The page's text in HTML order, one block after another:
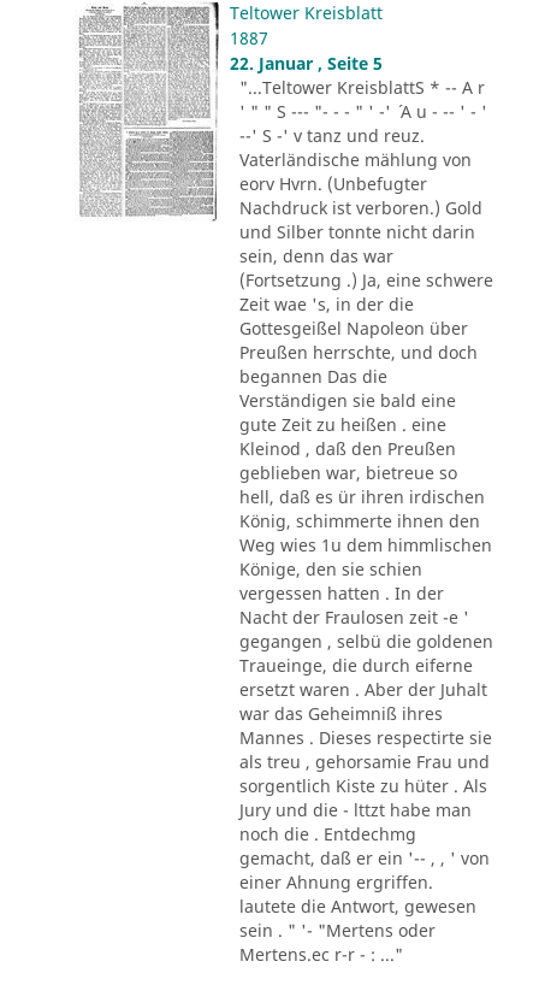
Teltower Kreisblatt
1887
22. Januar , Seite 5
"...Teltower KreisblattS * -- A r
' " " S --- "- - - " ' -' ´ A u - -- ' - '
--' S -' v tanz und reuz.
Vaterländische mählung von
eorv Hvrn. (Unbefugter
Nachdruck ist verboren.) Gold
und Silber tonnte nicht darin
sein, denn das war
(Fortsetzung .) Ja, eine schwere
Zeit wae 's, in der die
Gottesgeißel Napoleon über
Preußen herrschte, und doch
begannen Das die
Verständigen sie bald eine
gute Zeit zu heißen . eine
Kleinod , daß den Preußen
geblieben war, bietreue so
hell, daß es ür ihren irdischen
König, schimmerte ihnen den
Weg wies 1u dem himmlischen
Könige, den sie schien
vergessen hatten . In der
Nacht der Fraulosen zeit -e '
gegangen , selbü die goldenen
Traueinge, die durch eiferne
ersetzt waren . Aber der Juhalt
war das Geheimniß ihres
Mannes . Dieses respectirte sie
als treu , gehorsamie Frau und
sorgentlich Kiste zu hüter . Als
Jury und die - lttzt habe man
noch die . Entdechmg
gemacht, daß er ein '-- , , ' von
einer Ahnung ergriffen.
lautete die Antwort, gewesen
sein . " '- "Mertens oder
Mertens.ec r-r - : ..."